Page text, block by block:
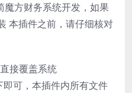
魔方财务系统开发，如果
本插件之前，请仔细核对
接覆盖系统
即可，本插件内所有文件